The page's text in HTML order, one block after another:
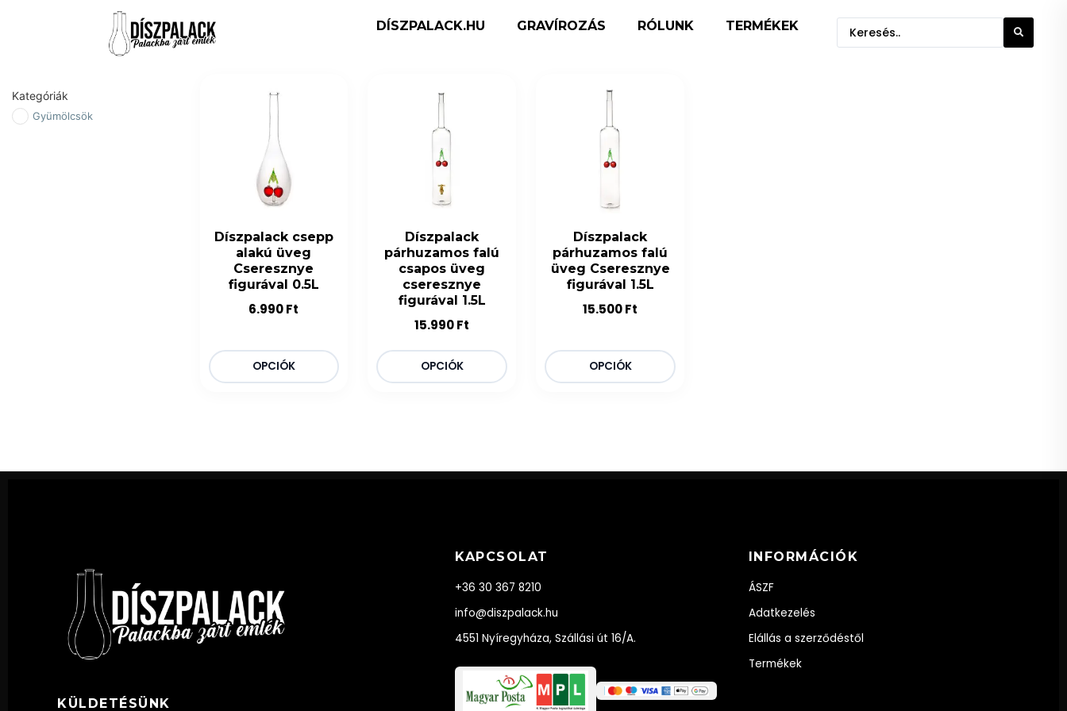
DÍSZPALACK.HU GRAVÍROZÁS RÓLUNK TERMÉKEK
Kategóriák
Gyümölcsök
Díszpalack csepp
alakú üveg
Cseresznye
figurával 0.5L
6.990Ft
OPCIÓK
Díszpalack
párhuzamos falú
csapos üveg
cseresznye
figurával 1.5L
15.990Ft
OPCIÓK
Díszpalack
párhuzamos falú
üveg Cseresznye
figurával 1.5L
15.500Ft
OPCIÓK
KÜLDETÉSÜNK
KAPCSOLAT
+36 30 367 8210
info@diszpalack.hu
4551 Nyíregyháza, Szállási út 16/A.
INFORMÁCIÓK
ÁSZF
Adatkezelés
Elállás a szerződéstől
Termékek